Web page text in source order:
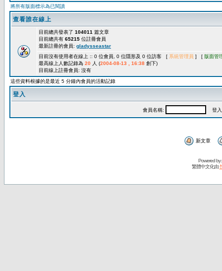
將所有版面標示為已閱讀
查看誰在線上
目前總共發表了 104011 篇文章
目前總共有 65215 位註冊會員
最新註冊的會員: gladysseastar
目前沒有使用者在線上 :: 0 位會員, 0 位隱形及 0 位訪客 [ 系統管理員 ] [ 版面管
最高線上人數記錄為 20 人 (2004-08-13 , 16:38 創下)
目前線上註冊會員: 沒有
這些資料根據的是最近 5 分鐘內會員的活動記錄
登入
會員名稱: 登入
新文章
Powered by
繁體中文化由